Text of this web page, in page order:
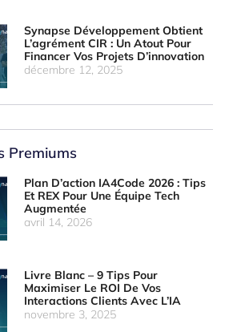
Synapse Développement Obtient
L’agrément CIR : Un Atout Pour
Financer Vos Projets D’innovation
décembre 12, 2025
Premiums
Plan D’action IA4Code 2026 : Tips
Et REX Pour Une Équipe Tech
Augmentée
avril 14, 2026
Livre Blanc – 9 Tips Pour
Maximiser Le ROI De Vos
Interactions Clients Avec L’IA
novembre 3, 2025